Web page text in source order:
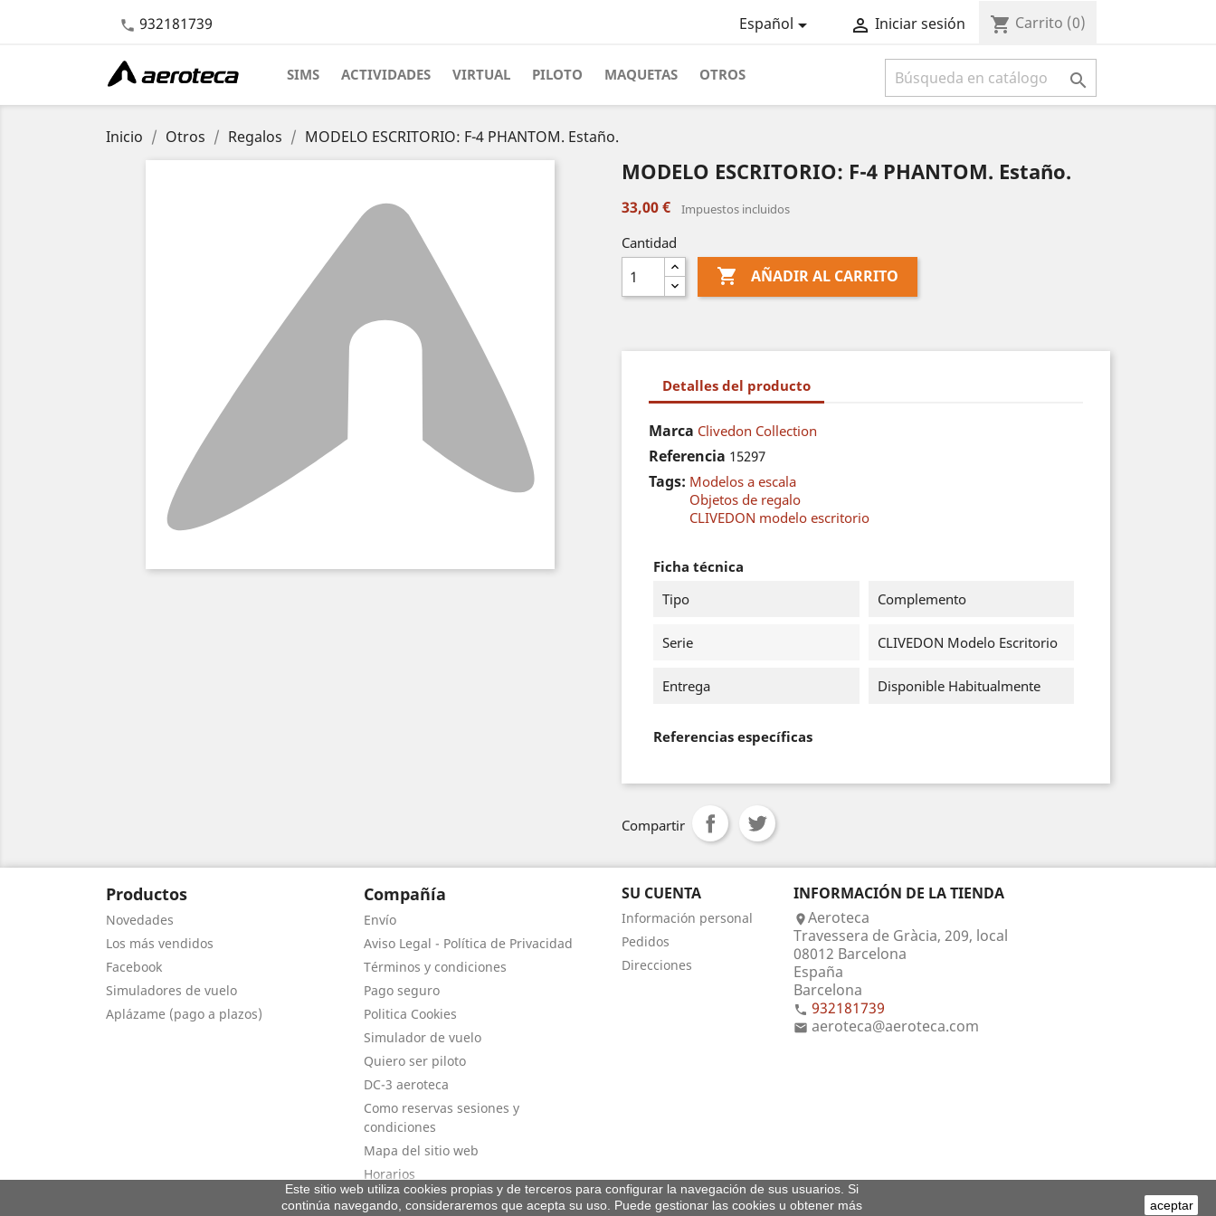
 932181739 Español  Iniciar sesión shopping_cart Carrito (0)
SIMS ACTIVIDADES VIRTUAL PILOTO MAQUETAS OTROS 
Inicio Otros Regalos MODELO ESCRITORIO: F-4 PHANTOM. Estaño.
MODELO ESCRITORIO: F-4 PHANTOM. Estaño.
33,00 € Impuestos incluidos
Cantidad
 AÑADIR AL CARRITO
Detalles del producto
Marca Clivedon Collection
Referencia 15297
Tags: Modelos a escala
Objetos de regalo
CLIVEDON modelo escritorio
Ficha técnica
Tipo
Complemento
Serie CLIVEDON Modelo Escritorio
Entrega Disponible Habitualmente
Referencias específicas
Compartir
Productos
Novedades
Los más vendidos
Facebook
Simuladores de vuelo
Aplázame (pago a plazos)
Compañía
Envío
Aviso Legal - Política de Privacidad
Términos y condiciones
Pago seguro
Politica Cookies
Simulador de vuelo
Quiero ser piloto
DC-3 aeroteca
Como reservas sesiones y
condiciones
Mapa del sitio web
Horarios
SU CUENTA
Información personal
Pedidos
Direcciones
INFORMACIÓN DE LA TIENDA
Aeroteca
Travessera de Gràcia, 209, local
08012 Barcelona
España
Barcelona
 932181739
 aeroteca@aeroteca.com
Este sitio web utiliza cookies propias y de terceros para configurar la navegación de sus usuarios. Si
continúa navegando, consideraremos que acepta su uso. Puede gestionar las cookies u obtener más
aceptar
© 2026 - By Aeroteca